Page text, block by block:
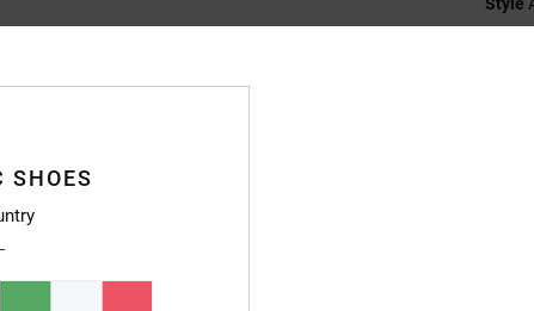
SHOES